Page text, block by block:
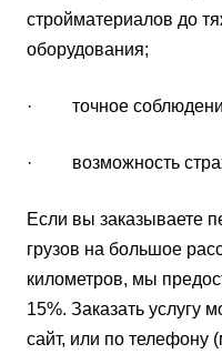
стройматериалов до
оборудования;
· точное
· возможность
Если вы заказываете
грузов на большое
километров, мы
15%. Заказать
сайт, или по телефону